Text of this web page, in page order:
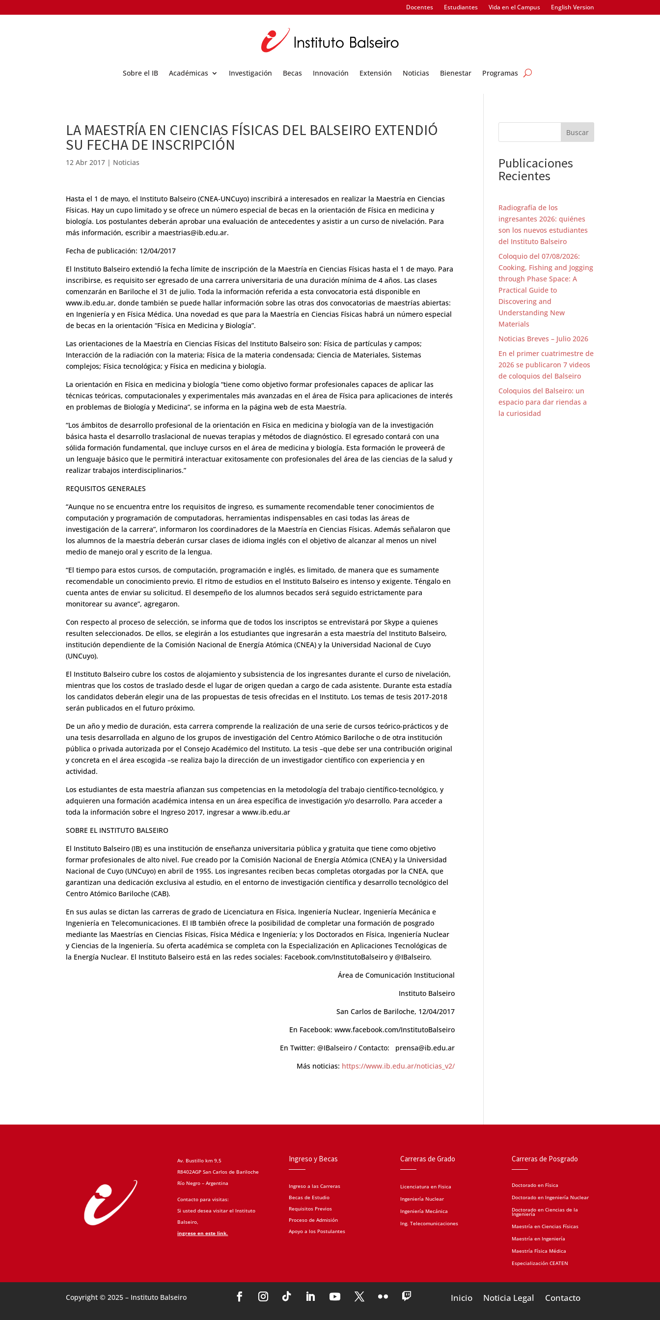
Docentes Estudiantes Vida en el Campus English Version
Sobre el IB Académicas Investigación Becas Innovación Extensión Noticias Bienestar Programas
LA MAESTRÍA EN CIENCIAS FÍSICAS DEL BALSEIRO EXTENDIÓ
SU FECHA DE INSCRIPCIÓN
12 Abr 2017 | Noticias
Hasta el 1 de mayo, el Instituto Balseiro (CNEA-UNCuyo) inscribirá a interesados en realizar la Maestría en Ciencias
Físicas. Hay un cupo limitado y se ofrece un número especial de becas en la orientación de Física en medicina y
biología. Los postulantes deberán aprobar una evaluación de antecedentes y asistir a un curso de nivelación. Para
más información, escribir a maestrias@ib.edu.ar.
Fecha de publicación: 12/04/2017
El Instituto Balseiro extendió la fecha límite de inscripción de la Maestría en Ciencias Físicas hasta el 1 de mayo. Para
inscribirse, es requisito ser egresado de una carrera universitaria de una duración mínima de 4 años. Las clases
comenzarán en Bariloche el 31 de julio. Toda la información referida a esta convocatoria está disponible en
www.ib.edu.ar, donde también se puede hallar información sobre las otras dos convocatorias de maestrías abiertas:
en Ingeniería y en Física Médica. Una novedad es que para la Maestría en Ciencias Físicas habrá un número especial
de becas en la orientación “Física en Medicina y Biología”.
Las orientaciones de la Maestría en Ciencias Físicas del Instituto Balseiro son: Física de partículas y campos;
Interacción de la radiación con la materia; Física de la materia condensada; Ciencia de Materiales, Sistemas
complejos; Física tecnológica; y Física en medicina y biología.
La orientación en Física en medicina y biología “tiene como objetivo formar profesionales capaces de aplicar las
técnicas teóricas, computacionales y experimentales más avanzadas en el área de Física para aplicaciones de interés
en problemas de Biología y Medicina”, se informa en la página web de esta Maestría.
“Los ámbitos de desarrollo profesional de la orientación en Física en medicina y biología van de la investigación
básica hasta el desarrollo traslacional de nuevas terapias y métodos de diagnóstico. El egresado contará con una
sólida formación fundamental, que incluye cursos en el área de medicina y biología. Esta formación le proveerá de
un lenguaje básico que le permitirá interactuar exitosamente con profesionales del área de las ciencias de la salud y
realizar trabajos interdisciplinarios.”
REQUISITOS GENERALES
“Aunque no se encuentra entre los requisitos de ingreso, es sumamente recomendable tener conocimientos de
computación y programación de computadoras, herramientas indispensables en casi todas las áreas de
investigación de la carrera”, informaron los coordinadores de la Maestría en Ciencias Físicas. Además señalaron que
los alumnos de la maestría deberán cursar clases de idioma inglés con el objetivo de alcanzar al menos un nivel
medio de manejo oral y escrito de la lengua.
“El tiempo para estos cursos, de computación, programación e inglés, es limitado, de manera que es sumamente
recomendable un conocimiento previo. El ritmo de estudios en el Instituto Balseiro es intenso y exigente. Téngalo en
cuenta antes de enviar su solicitud. El desempeño de los alumnos becados será seguido estrictamente para
monitorear su avance”, agregaron.
Con respecto al proceso de selección, se informa que de todos los inscriptos se entrevistará por Skype a quienes
resulten seleccionados. De ellos, se elegirán a los estudiantes que ingresarán a esta maestría del Instituto Balseiro,
institución dependiente de la Comisión Nacional de Energía Atómica (CNEA) y la Universidad Nacional de Cuyo
(UNCuyo).
El Instituto Balseiro cubre los costos de alojamiento y subsistencia de los ingresantes durante el curso de nivelación,
mientras que los costos de traslado desde el lugar de origen quedan a cargo de cada asistente. Durante esta estadía
los candidatos deberán elegir una de las propuestas de tesis ofrecidas en el Instituto. Los temas de tesis 2017-2018
serán publicados en el futuro próximo.
De un año y medio de duración, esta carrera comprende la realización de una serie de cursos teórico-prácticos y de
una tesis desarrollada en alguno de los grupos de investigación del Centro Atómico Bariloche o de otra institución
pública o privada autorizada por el Consejo Académico del Instituto. La tesis –que debe ser una contribución original
y concreta en el área escogida –se realiza bajo la dirección de un investigador científico con experiencia y en
actividad.
Los estudiantes de esta maestría afianzan sus competencias en la metodología del trabajo científico-tecnológico, y
adquieren una formación académica intensa en un área específica de investigación y/o desarrollo. Para acceder a
toda la información sobre el Ingreso 2017, ingresar a www.ib.edu.ar
SOBRE EL INSTITUTO BALSEIRO
El Instituto Balseiro (IB) es una institución de enseñanza universitaria pública y gratuita que tiene como objetivo
formar profesionales de alto nivel. Fue creado por la Comisión Nacional de Energía Atómica (CNEA) y la Universidad
Nacional de Cuyo (UNCuyo) en abril de 1955. Los ingresantes reciben becas completas otorgadas por la CNEA, que
garantizan una dedicación exclusiva al estudio, en el entorno de investigación científica y desarrollo tecnológico del
Centro Atómico Bariloche (CAB).
En sus aulas se dictan las carreras de grado de Licenciatura en Física, Ingeniería Nuclear, Ingeniería Mecánica e
Ingeniería en Telecomunicaciones. El IB también ofrece la posibilidad de completar una formación de posgrado
mediante las Maestrías en Ciencias Físicas, Física Médica e Ingeniería; y los Doctorados en Física, Ingeniería Nuclear
y Ciencias de la Ingeniería. Su oferta académica se completa con la Especialización en Aplicaciones Tecnológicas de
la Energía Nuclear. El Instituto Balseiro está en las redes sociales: Facebook.com/InstitutoBalseiro y @IBalseiro.
Área de Comunicación Institucional
Instituto Balseiro
San Carlos de Bariloche, 12/04/2017
En Facebook: www.facebook.com/InstitutoBalseiro
En Twitter: @IBalseiro / Contacto: prensa@ib.edu.ar
Más noticias: https://www.ib.edu.ar/noticias_v2/
Buscar
Publicaciones
Recientes
Radiografía de los
ingresantes 2026: quiénes
son los nuevos estudiantes
del Instituto Balseiro
Coloquio del 07/08/2026:
Cooking, Fishing and Jogging
through Phase Space: A
Practical Guide to
Discovering and
Understanding New
Materials
Noticias Breves – Julio 2026
En el primer cuatrimestre de
2026 se publicaron 7 videos
de coloquios del Balseiro
Coloquios del Balseiro: un
espacio para dar riendas a
la curiosidad
Av. Bustillo km 9,5
R8402AGP San Carlos de Bariloche
Río Negro – Argentina
Contacto para visitas:
Si usted desea visitar el Instituto
Balseiro,
ingrese en este link.
Ingreso y Becas
Ingreso a las Carreras
Becas de Estudio
Requisitos Previos
Proceso de Admisión
Apoyo a los Postulantes
Carreras de Grado
Licenciatura en Fisica
Ingeniería Nuclear
Ingeniería Mecánica
Ing. Telecomunicaciones
Carreras de Posgrado
Doctorado en Física
Doctorado en Ingeniería Nuclear
Doctorado en Ciencias de la
Ingeniería
Maestría en Ciencias Físicas
Maestría en Ingeniería
Maestría Física Médica
Especialización CEATEN
Copyright © 2025 – Instituto Balseiro Inicio Noticia Legal Contacto